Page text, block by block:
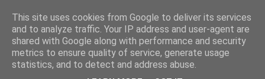
This site uses cookies from Google to deliver its services
and to analyze traffic. Your IP address and user-agent are
shared with Google along with performance and security
metrics to ensure quality of service, generate usage
statistics, and to detect and address abuse.